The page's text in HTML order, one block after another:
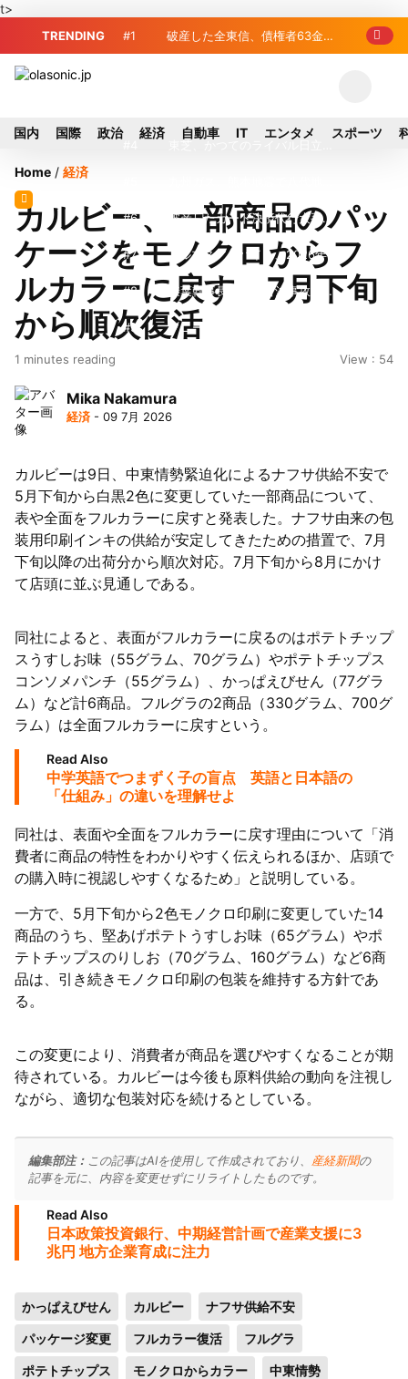
t>
TRENDING #1 破産した全東信、債権者63金融
界良好
のガス供給停止 「2次災害防止」を理
由に
#6 破産したカード決済代行大手
「全東信」債権者リスト公開、金融機関
63者の負債総額は1151億円
#7 アルプスアルパイン、2026年8
月1日付人事異動を発表
#8 榛葉幹事長、辺野古沖事故で
「地元メディアの報道不足」指摘 那覇
#9 ソニー、熊本・菊陽町拠点停
懸念
い出される ギリシャ発航空機が緊急着
国内 国際 政治 経済 自動車 IT エンタメ スポーツ
Home / 経済
カルビー、一部商品のパッ
ケージをモノクロからフ
ルカラーに戻す 7月下旬
から順次復活
1 minutes reading View : 54
Mika Nakamura
経済 - 09 7月 2026
カルビーは9日、中東情勢緊迫化によるナフサ供給不安で
5月下旬から白黒2色に変更していた一部商品について、
表や全面をフルカラーに戻すと発表した。ナフサ由来の包
装用印刷インキの供給が安定してきたための措置で、7月
下旬以降の出荷分から順次対応。7月下旬から8月にかけ
て店頭に並ぶ見通しである。
同社によると、表面がフルカラーに戻るのはポテトチップ
スうすしお味（55グラム、70グラム）やポテトチップス
コンソメパンチ（55グラム）、かっぱえびせん（77グラ
ム）など計6商品。フルグラの2商品（330グラム、700グ
ラム）は全面フルカラーに戻すという。
Read Also
中学英語でつまずく子の盲点 英語と日本語の
「仕組み」の違いを理解せよ
同社は、表面や全面をフルカラーに戻す理由について「消
費者に商品の特性をわかりやすく伝えられるほか、店頭で
の購入時に視認しやすくなるため」と説明している。
一方で、5月下旬から2色モノクロ印刷に変更していた14
商品のうち、堅あげポテトうすしお味（65グラム）やポ
テトチップスのりしお（70グラム、160グラム）など6商
品は、引き続きモノクロ印刷の包装を維持する方針であ
る。
この変更により、消費者が商品を選びやすくなることが期
待されている。カルビーは今後も原料供給の動向を注視し
ながら、適切な包装対応を続けるとしている。
編集部注： この記事はAIを使用して作成されており、 産経新聞の
記事を元に、内容を変更せずにリライトしたものです。
Read Also
日本政策投資銀行、中期経営計画で産業支援に3
兆円 地方企業育成に注力
かっぱえびせん カルビー ナフサ供給不安
パッケージ変更 フルカラー復活 フルグラ
ポテトチップス モノクロからカラー 中東情勢